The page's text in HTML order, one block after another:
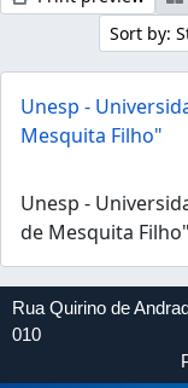
Sort by:
Unesp -
Mesquita Filho"
Unesp -
de Mesquita Filho"
Rua Quirino de
010